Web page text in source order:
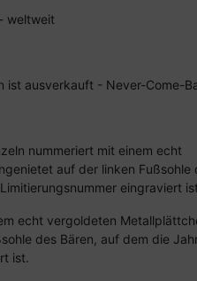
weltweit
ist ausverkauft - Never-Come-
nummeriert mit einem echt
auf der linken Fußsohle
eingraviert
echt vergoldeten
des Bären, auf dem die
ist.